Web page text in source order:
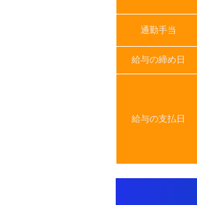
通勤手当
給与の締め日
給与の支払日